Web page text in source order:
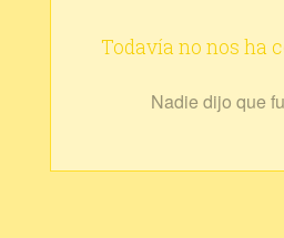
Todavía no nos ha
Nadie dijo que